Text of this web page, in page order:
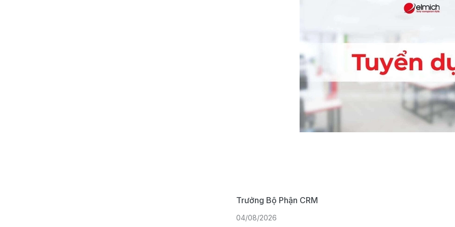
Trưởng Bộ Phận CRM
04/08/2026